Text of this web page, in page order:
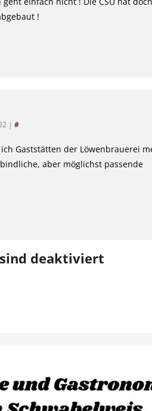
!
| #
Gaststätten der Löwenbrauerei
aber möglichst passende
deaktiviert